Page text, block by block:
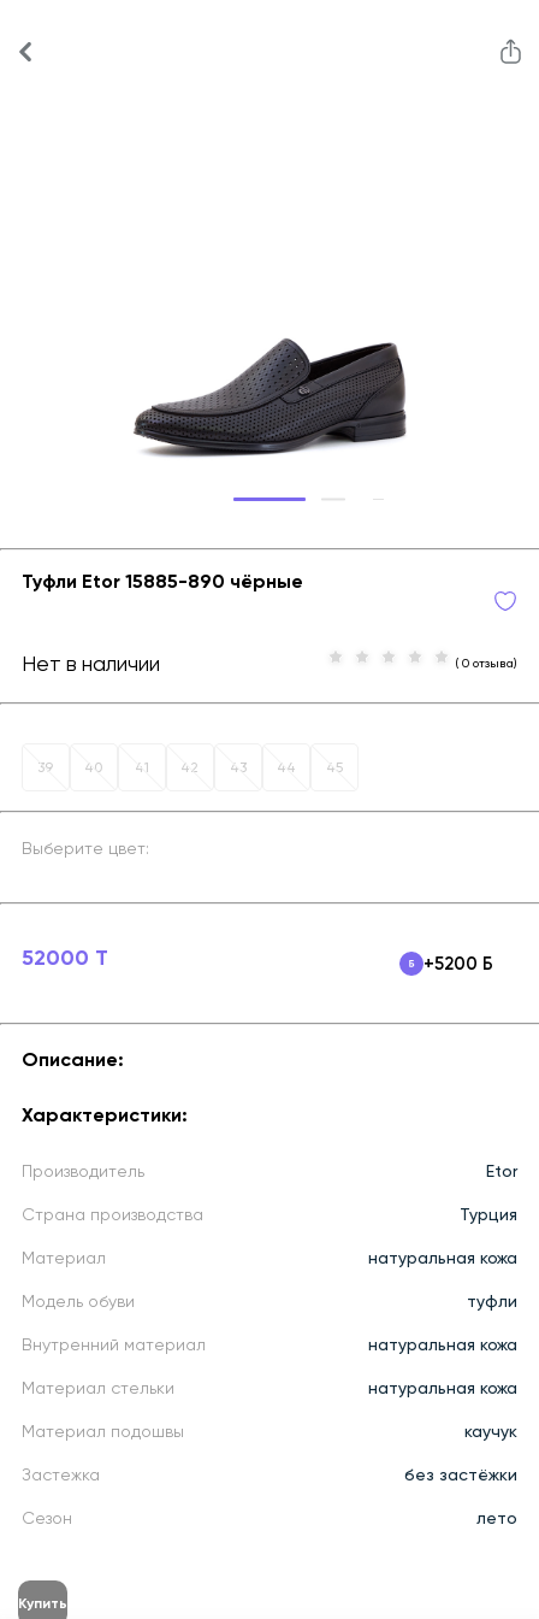
Туфли Etor 15885-890 чёрные
Нет в наличии ( 0 отзыва)
39 40 41 42 43 44 45
Выберите цвет:
52000 T +5200 Б
Описание:
Характеристики:
Производитель Etor
Страна производства Турция
Материал натуральная кожа
Модель обуви туфли
Внутренний материал натуральная кожа
Материал стельки натуральная кожа
Материал подошвы каучук
Застежка без застёжки
Сезон лето
Купить